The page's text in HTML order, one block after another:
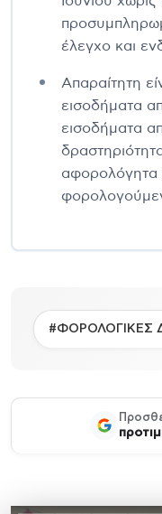
έλεγχο και
Απαραίτητη
εισοδήματα
εισοδήματα
αφορολόγητα
#ΦΟΡΟΛΟΓΙΚΕΣ